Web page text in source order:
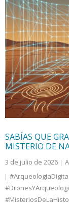
Nacional
Cultura
SABÍAS QUE
MISTERIO DE
3 de julio de 2026
#ArqueologiaDigital